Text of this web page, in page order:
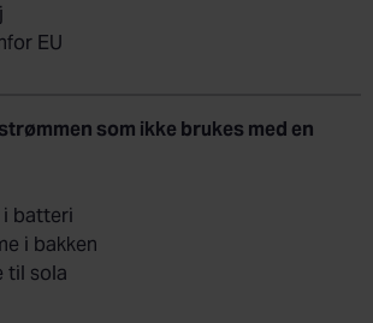
EU
som ikke brukes med en
i batteri
i bakken
til sola